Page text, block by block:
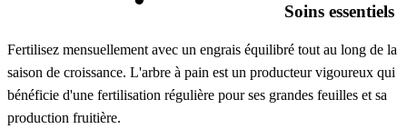
Soins essentiels
Fertilisez mensuellement avec un engrais équilibré tout au long de la
saison de croissance. L'arbre à pain est un producteur vigoureux qui
bénéficie d'une fertilisation régulière pour ses grandes feuilles et sa
production fruitière.